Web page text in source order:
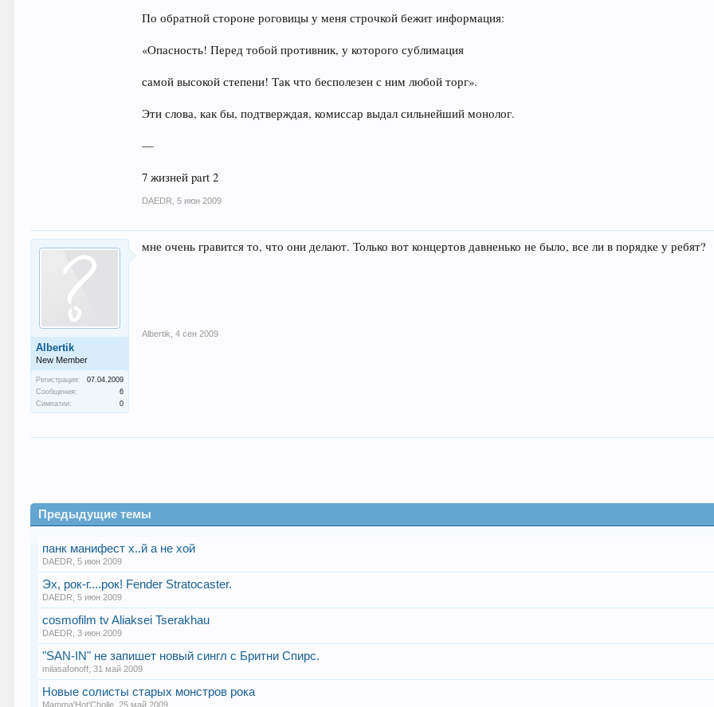
По обратной стороне роговицы у меня строчкой бежит информация:
«Опасность! Перед тобой противник, у которого сублимация
самой высокой степени! Так что бесполезен с ним любой торг».
Эти слова, как бы, подтверждая, комиссар выдал сильнейший монолог.
—
7 жизней part 2
DAEDR 5 июн 2009
Albertik
New Member
Регистрация:
07.04.2009
Сообщения:
6
Симпатии:
0
мне очень гравится то, что они делают. Только вот концертов давненько не было, все ли в порядке у ребят?
Albertik 4 сен 2009
Предыдущие темы
панк манифест х..й а не хой
DAEDR ,5 июн 2009
Эх, рок-г....рок! Fender Stratocaster.
DAEDR ,5 июн 2009
cosmofilm tv Aliaksei Tserakhau
DAEDR ,3 июн 2009
"SAN-IN" не запишет новый сингл с Бритни Спирс.
milasafonoff ,31 май 2009
Новые солисты старых монстров рока
Mamma'Hot'Cholle ,25 май 2009